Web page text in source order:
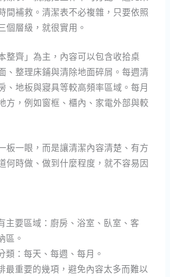
間補救。清潔表不必複雜，只要依照
個層級，就很實用。
整齊」為主，內容可以包含收拾桌
、整理床鋪與清除地面碎屑。每週清
、地板與寢具等較高頻率區域。每月
方，例如窗框、櫃內、家電外部與較
板一眼，而是讓清潔內容清楚、有方
何時做、做到什麼程度，就不容易因
主要區域：廚房、浴室、臥室、客
區。
類：每天、每週、每月。
最重要的幾項，避免內容太多而難以